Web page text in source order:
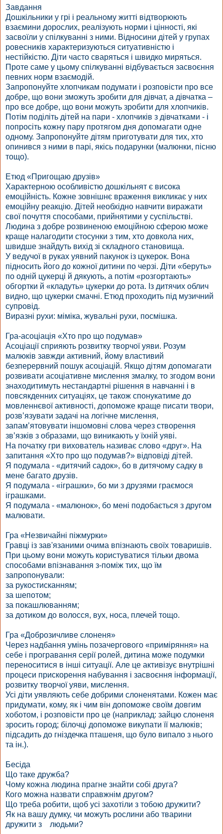
Завдання
Дошкільники у грі і реальному житті відтворюють
взаємини дорослих, реалізують норми і цінності, які
засвоїли у спілкуванні з ними. Відносини дітей у групах
ровесників характеризуються ситуативністю і
нестійкістю. Діти часто сваряться і швидко миряться.
Проте саме у цьому спілкуванні відбувається засвоєння
певних норм взаємодій.
Запропонуйте хлопчикам подумати і розповісти про все
добре, що вони зможуть зробити для дівчат, а дівчатка –
про все добре, що вони можуть зробити для хлопчиків.
Потім поділіть дітей на пари - хлопчиків з дівчатками - і
попросіть кожну пару протягом дня допомагати одне
одному. Запропонуйте дітям приготувати для тих, хто
опинився з ними в парі, якісь подарунки (малюнки, пісню
тощо).
Етюд «Пригощаю друзів»
Характерною особливістю дошкільнят є висока
емоційність. Кожне зовнішнє враження викликає у них
емоційну реакцію. Дітей необхідно навчити виражати
свої почуття способами, прийнятими у суспільстві.
Людина з добре розвиненою емоційною сферою може
краще налагодити стосунки з тим, хто довкола них,
швидше знайдуть вихід зі складного становища.
У ведучої в руках уявний пакунок із цукерок. Вона
підносить його до кожної дитини по черзі. Діти «беруть»
по одній цукерці й дякують, а потім «розгортають»
обгортки й «кладуть» цукерки до рота. Із дитячих облич
видно, що цукерки смачні. Етюд проходить під музичний
супровід.
Виразні рухи: міміка, жувальні рухи, посмішка.
Гра-асоціація «Хто про що подумав»
Асоціації сприяють розвитку творчої уяви. Розум
малюків завжди активний, йому властивий
безперервний пошук асоціацій. Якщо дітям допомагати
розвивати асоціативне мислення змалку, то згодом вони
знаходитимуть нестандартні рішення в навчанні і в
повсякденних ситуаціях, це також спонукатиме до
мовленнєвої активності, допоможе краще писати твори,
розв’язувати задачі на логічне мислення,
запам’ятовувати іншомовні слова через створення
зв’язків з образами, що виникають у їхній уяві.
На початку гри вихователь називає слово «друг». На
запитання «Хто про що подумав?» відповіді дітей.
Я подумала - «дитячий садок», бо в дитячому садку в
мене багато друзів.
Я подумала - «іграшки», бо ми з друзями граємося
іграшками.
Я подумала - «малюнок», бо мені подобається з другом
малювати.
Гра «Незвичайні піжмурки»
Гравці із зав'язаними очима впізнають своїх товаришів.
При цьому вони можуть користуватися тільки двома
способами впізнавання з-поміж тих, що їм
запропонували:
за рукостисканням;
за шепотом;
за покашлюванням;
за дотиком до волосся, вух, носа, плечей тощо.
Гра «Доброзичливе слоненя»
Через надбання умінь позачергового «приміряння» на
себе і програвання серії ролей, дитина може подумки
переноситися в інші ситуації. Але це активізує внутрішні
процеси прискорення набування і засвоєння інформації,
розвитку творчої уяви, мислення.
Усі діти уявляють себе добрими слоненятами. Кожен має
придумати, кому, як і чим він допоможе своїм довгим
хоботом, і розповісти про це (наприклад: зайцю слоненя
зросить город; білочці допоможе викупати її малюків;
підсадить до гніздечка пташеня, що було випало з нього
та ін.).
Бесіда
Що таке дружба?
Чому кожна людина прагне знайти собі друга?
Кого можна назвати справжнім другом?
Що треба робити, щоб усі захотіли з тобою дружити?
Як на вашу думку, чи можуть рослини або тварини
дружити з людьми?